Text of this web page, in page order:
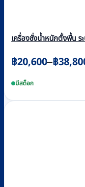
เครื่องชั่งน้ำหนักตั้งพื้น
฿20,600–฿
Price
฿20,600
มีสต็อก
product